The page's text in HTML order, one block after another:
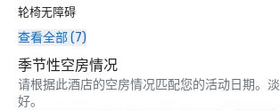
轮椅无障碍
查看全部 (7)
季节性空房情况
请根据此酒店的空房情况匹配您的活动日期。
好。